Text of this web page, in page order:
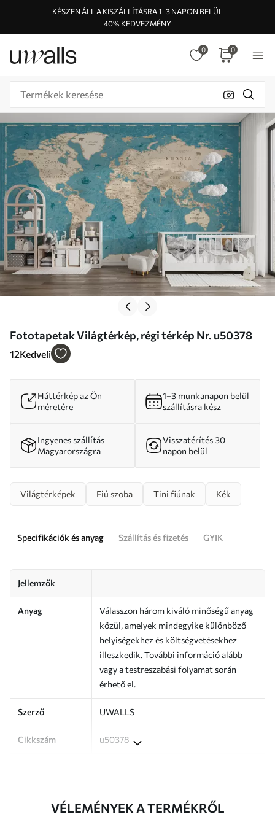
KÉSZEN ÁLL A KISZÁLLÍTÁSRA 1–3 NAPON BELÜL
40% KEDVEZMÉNY
0 0
Fototapetak Világtérkép, régi térkép Nr. u50378
12Kedveli
Háttérkép az Ön
méretére
1–3 munkanapon belül
szállításra kész
Ingyenes szállítás
Magyarországra
Visszatérítés 30
napon belül
Világtérképek Fiú szoba Tini fiúnak Kék
Specifikációk és anyag Szállítás és fizetés GYIK
Jellemzők
Anyag
Válasszon három kiváló minőségű anyag
közül, amelyek mindegyike különböző
helyiségekhez és költségvetésekhez
illeszkedik. További információ alább
vagy a testreszabási folyamat során
érhető el.
Szerző UWALLS
Cikkszám u50378
VÉLEMÉNYEK A TERMÉKRŐL